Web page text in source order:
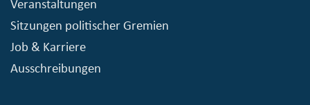
Veranstaltungen
Sitzungen politischer Gremien
Job & Karriere
Ausschreibungen